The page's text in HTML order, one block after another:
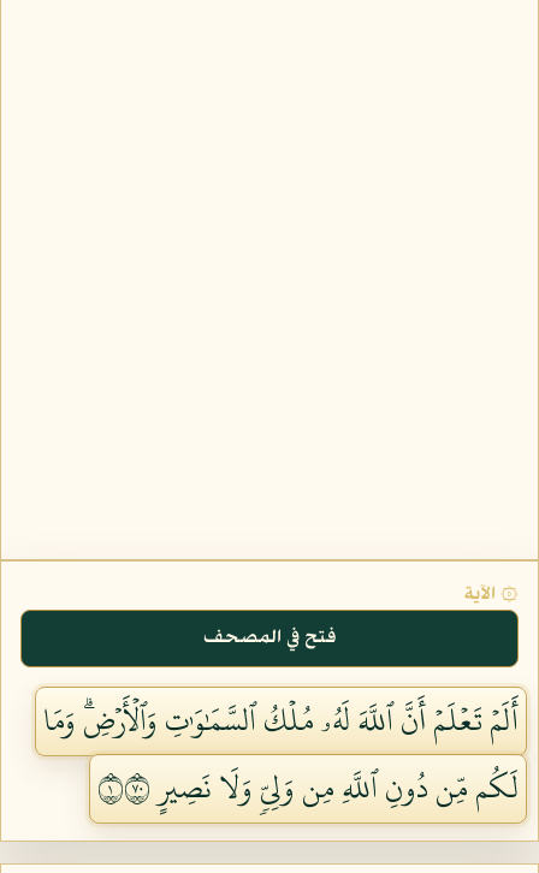
۞ الآية
فتح في المصحف
أَلَمۡ تَعۡلَمۡ أَنَّ ٱللَّهَ لَهُۥ مُلۡكُ ٱلسَّمَٰوَٰتِ وَٱلۡأَرۡضِۗ وَمَا
لَكُم مِّن دُونِ ٱللَّهِ مِن وَلِيّٖ وَلَا نَصِيرٍ ١٠٧